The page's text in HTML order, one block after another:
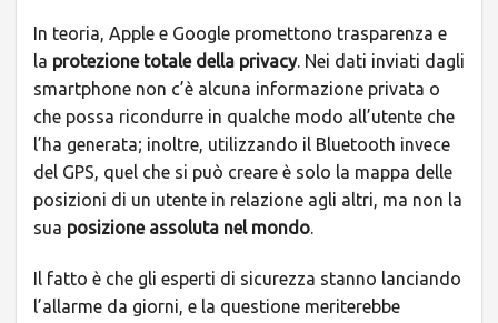
In teoria, Apple e Google promettono trasparenza e
la protezione totale della privacy. Nei dati inviati dagli
smartphone non c’è alcuna informazione privata o
che possa ricondurre in qualche modo all’utente che
l’ha generata; inoltre, utilizzando il Bluetooth invece
del GPS, quel che si può creare è solo la mappa delle
posizioni di un utente in relazione agli altri, ma non la
sua posizione assoluta nel mondo.
Il fatto è che gli esperti di sicurezza stanno lanciando
l’allarme da giorni, e la questione meriterebbe